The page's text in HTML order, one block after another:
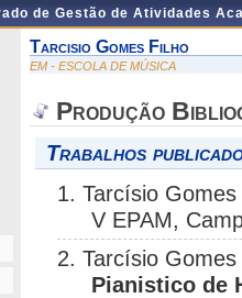
de Gestão de Atividades
Tarcisio Gomes Filho
EM - ESCOLA DE MÚSICA
Produção
Trabalhos
1. Tarcísio
V EPAM,
2. Tarcísio
Pianistico de